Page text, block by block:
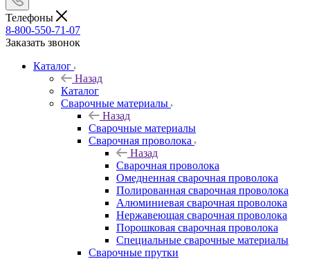
Телефоны
8-800-550-71-07
Заказать звонок
Каталог
Назад
Каталог
Сварочные материалы
Назад
Сварочные материалы
Сварочная проволока
Назад
Сварочная проволока
Омедненная сварочная проволока
Полированная сварочная проволока
Алюминиевая сварочная проволока
Нержавеющая сварочная проволока
Порошковая сварочная проволока
Специальные сварочные материалы
Сварочные прутки